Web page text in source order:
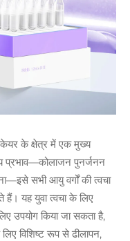
के क्षेत्र में एक मुख्य
पुनर्जनन
सभी आयु वर्गों की त्वचा
यह युवा त्वचा के लिए
उपयोग किया जा सकता है,
विशिष्ट रूप से ढीलापन,